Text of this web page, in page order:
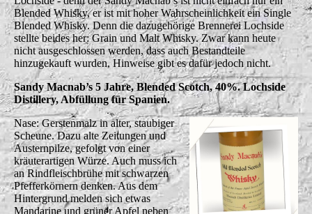
Blended Whisky, er ist mit hoher Wahrscheinlichkeit ein Single
Blended Whisky. Denn die dazugehörige Brennerei Lochside
stellte beides her: Grain und Malt Whisky. Zwar kann heute
nicht ausgeschlossen werden, dass auch Bestandteile
hinzugekauft wurden, Hinweise gibt es dafür jedoch nicht.
Sandy Macnab’s 5 Jahre, Blended Scotch, 40%. Lochside
Distillery, Abfüllung für Spanien.
Nase: Gerstenmalz in alter, staubiger
Scheune. Dazu alte Zeitungen und
Austernpilze, gefolgt von einer
kräuterartigen Würze. Auch muss ich
an Rindfleischbrühe mit schwarzen
Pfefferkörnern denken. Aus dem
Hintergrund melden sich etwas
Mandarine und grüner Apfel neben